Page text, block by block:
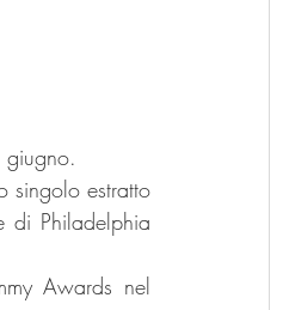
giugno.
singolo estratto
Philadelphia
Awards nel